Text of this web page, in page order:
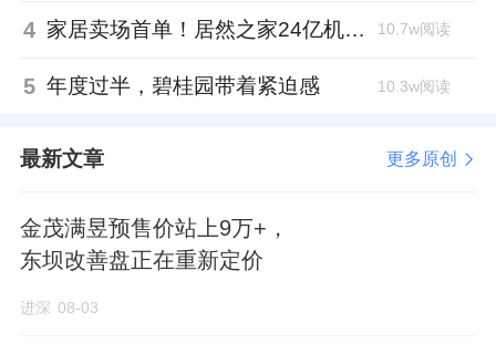
技领先型企业为目标，制定了我们“十五五”规
一方面是赋能主业精细化运营，另一方面加速
业精细化运营方面，
一个是项目管理穿透，聚
一业态一模板项目数智化基础上，我们升级构
建项目管理全系统，整合了管理工作和网格化
内容，实现了客户服务工单处理一站式操作，
4 家居卖场首单！居然之家24亿机构间REITs获深交所无异议函 10.7w阅读
5 年度过半，碧桂园带着紧迫感 10.3w阅读
最新文章 更多原创
金茂满昱预售价站上9万+，
东坝改善盘正在重新定价
进深 08-03